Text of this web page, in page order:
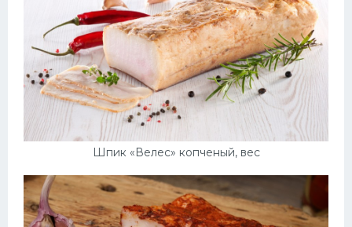
Шпик «Велес» копченый, вес